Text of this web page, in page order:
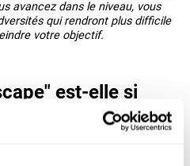
avancez dans le niveau, vous
qui rendront plus difficile
votre objectif.
est-elle si